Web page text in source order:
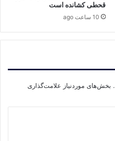
قحطی کشانده است
10 ساعت ago
بخش‌های موردنیاز علامت‌گذاری